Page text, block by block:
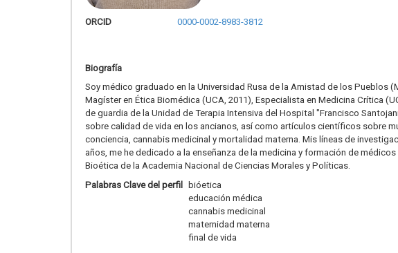
ORCID 0000-0002-8983-3812
Biografía
Soy médico graduado en la Universidad Rusa de la Amistad de los Pueblos
Magíster en Ética Biomédica (UCA, 2011), Especialista en Medicina Crítica
de guardia de la Unidad de Terapia Intensiva del Hospital "Francisco
sobre calidad de vida en los ancianos, así como artículos científicos sobre
conciencia, cannabis medicinal y mortalidad materna. Mis líneas de
años, me he dedicado a la enseñanza de la medicina y formación de
Bioética de la Academia Nacional de Ciencias Morales y Políticas.
Palabras Clave del perfil
bióetica
educación médica
cannabis medicinal
maternidad materna
final de vida